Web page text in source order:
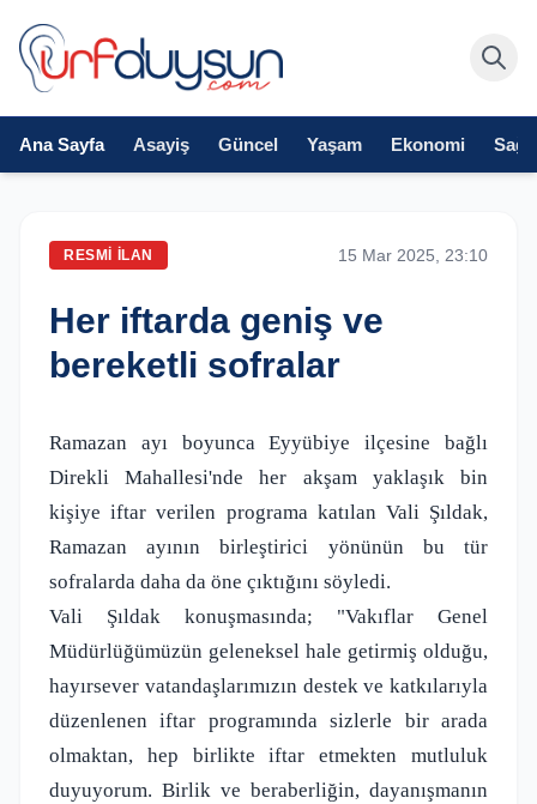
Ana Sayfa Asayiş Güncel Yaşam Ekonomi
RESMI İLAN 15 Mar 2025, 23:10
Her iftarda geniş ve
bereketli sofralar
Ramazan ayı boyunca Eyyübiye ilçesine bağlı
Direkli Mahallesi'nde her akşam yaklaşık bin
kişiye iftar verilen programa katılan Vali Şıldak,
Ramazan ayının birleştirici yönünün bu tür
sofralarda daha da öne çıktığını söyledi.
Vali Şıldak konuşmasında; "Vakıflar Genel
Müdürlüğümüzün geleneksel hale getirmiş olduğu,
hayırsever vatandaşlarımızın destek ve katkılarıyla
düzenlenen iftar programında sizlerle bir arada
olmaktan, hep birlikte iftar etmekten mutluluk
duyuyorum. Birlik ve beraberliğin, dayanışmanın